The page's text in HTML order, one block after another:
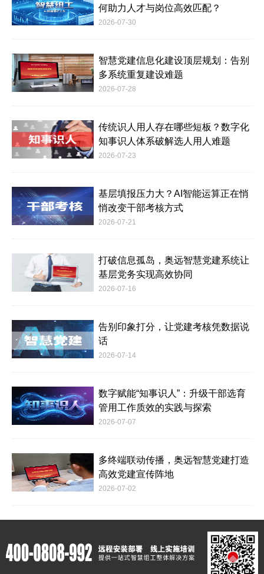
何助力人才与岗位高效匹配？
2026-07-30
智慧党建信息化建设顶层规划：告别
多系统重复建设难题
2026-07-28
传统识人用人存在哪些短板？数字化
知事识人体系破解选人用人难题
2026-07-23
基层填报压力大？AI智能运算正在悄
悄改变干部考核方式
2026-07-21
打破信息孤岛，奥远智慧党建系统让
基层党务实现高效协同
2026-07-16
告别印象打分，让党建考核凭数据说
话
2026-07-14
数字赋能“知事识人”：升级干部选育
管用工作质效的实践与探索
2026-07-07
多终端联动传播，奥远智慧党建打造
高效党建宣传阵地
2026-07-02